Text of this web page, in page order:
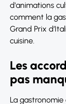
d'animations
comment la
Grand Prix
cuisine.
Les
pas
La